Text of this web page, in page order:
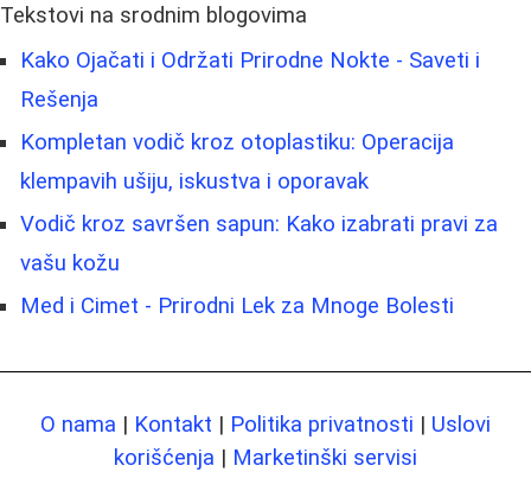
Tekstovi na srodnim blogovima
Kako Ojačati i Održati Prirodne Nokte - Saveti i
Rešenja
Kompletan vodič kroz otoplastiku: Operacija
klempavih ušiju, iskustva i oporavak
Vodič kroz savršen sapun: Kako izabrati pravi za
vašu kožu
Med i Cimet - Prirodni Lek za Mnoge Bolesti
O nama | Kontakt | Politika privatnosti | Uslovi
korišćenja | Marketinški servisi